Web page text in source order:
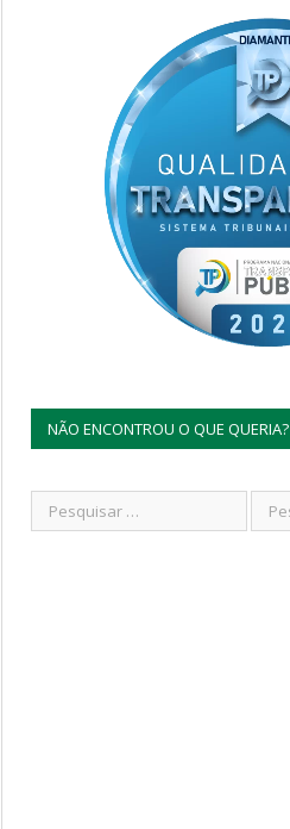
NÃO ENCONTROU O QUE QUERIA?